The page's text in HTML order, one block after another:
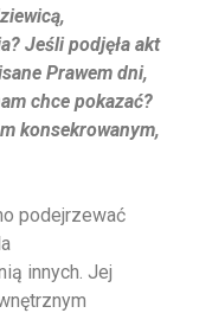
Jeśli podjęła akt
Prawem dni,
chce pokazać?
konsekrowanym,
podejrzewać
innych. Jej